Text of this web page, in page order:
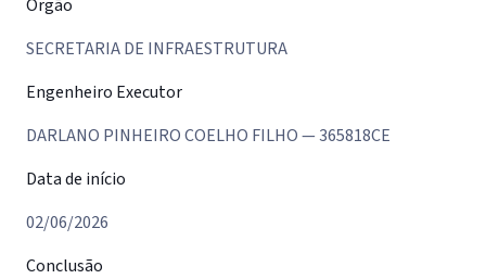
Órgão
SECRETARIA DE INFRAESTRUTURA
Engenheiro Executor
DARLANO PINHEIRO COELHO FILHO — 365818CE
Data de início
02/06/2026
Conclusão